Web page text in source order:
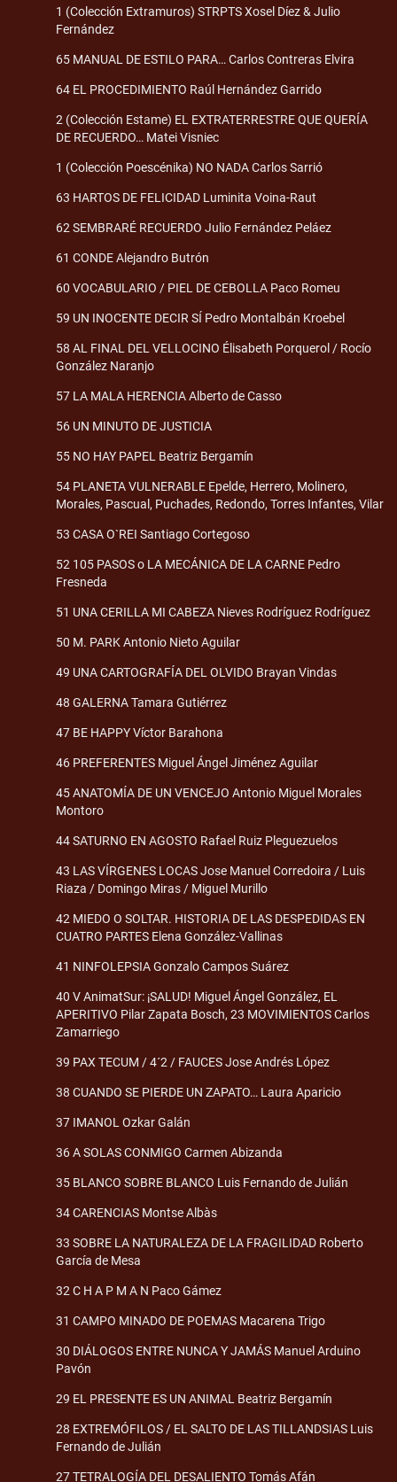
1 (Colección Extramuros) STRPTS Xosel Díez & Julio
Fernández
65 MANUAL DE ESTILO PARA… Carlos Contreras Elvira
64 EL PROCEDIMIENTO Raúl Hernández Garrido
2 (Colección Estame) EL EXTRATERRESTRE QUE QUERÍA
DE RECUERDO… Matei Visniec
1 (Colección Poescénika) NO NADA Carlos Sarrió
63 HARTOS DE FELICIDAD Luminita Voina-Raut
62 SEMBRARÉ RECUERDO Julio Fernández Peláez
61 CONDE Alejandro Butrón
60 VOCABULARIO / PIEL DE CEBOLLA Paco Romeu
59 UN INOCENTE DECIR SÍ Pedro Montalbán Kroebel
58 AL FINAL DEL VELLOCINO Élisabeth Porquerol / Rocío
González Naranjo
57 LA MALA HERENCIA Alberto de Casso
56 UN MINUTO DE JUSTICIA
55 NO HAY PAPEL Beatriz Bergamín
54 PLANETA VULNERABLE Epelde, Herrero, Molinero,
Morales, Pascual, Puchades, Redondo, Torres Infantes, Vilar
53 CASA O`REI Santiago Cortegoso
52 105 PASOS o LA MECÁNICA DE LA CARNE Pedro
Fresneda
51 UNA CERILLA MI CABEZA Nieves Rodríguez Rodríguez
50 M. PARK Antonio Nieto Aguilar
49 UNA CARTOGRAFÍA DEL OLVIDO Brayan Vindas
48 GALERNA Tamara Gutiérrez
47 BE HAPPY Víctor Barahona
46 PREFERENTES Miguel Ángel Jiménez Aguilar
45 ANATOMÍA DE UN VENCEJO Antonio Miguel Morales
Montoro
44 SATURNO EN AGOSTO Rafael Ruiz Pleguezuelos
43 LAS VÍRGENES LOCAS Jose Manuel Corredoira / Luis
Riaza / Domingo Miras / Miguel Murillo
42 MIEDO O SOLTAR. HISTORIA DE LAS DESPEDIDAS EN
CUATRO PARTES Elena González-Vallinas
41 NINFOLEPSIA Gonzalo Campos Suárez
40 V AnimatSur: ¡SALUD! Miguel Ángel González, EL
APERITIVO Pilar Zapata Bosch, 23 MOVIMIENTOS Carlos
Zamarriego
39 PAX TECUM / 4´2 / FAUCES Jose Andrés López
38 CUANDO SE PIERDE UN ZAPATO… Laura Aparicio
37 IMANOL Ozkar Galán
36 A SOLAS CONMIGO Carmen Abizanda
35 BLANCO SOBRE BLANCO Luis Fernando de Julián
34 CARENCIAS Montse Albàs
33 SOBRE LA NATURALEZA DE LA FRAGILIDAD Roberto
García de Mesa
32 C H A P M A N Paco Gámez
31 CAMPO MINADO DE POEMAS Macarena Trigo
30 DIÁLOGOS ENTRE NUNCA Y JAMÁS Manuel Arduino
Pavón
29 EL PRESENTE ES UN ANIMAL Beatriz Bergamín
28 EXTREMÓFILOS / EL SALTO DE LAS TILLANDSIAS Luis
Fernando de Julián
27 TETRALOGÍA DEL DESALIENTO Tomás Afán